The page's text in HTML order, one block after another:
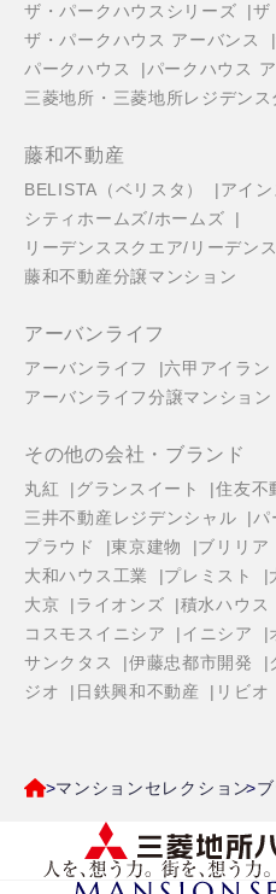
ザ・パークハウスシリーズ
ザ
ザ・パークハウス アーバンス
パークハウス
パークハウス
三菱地所・三菱地所レジデン
藤和不動産
BELISTA（ベリスタ）
アイ
シティホームズ/ホームズ
リーデンススクエア/リーデン
藤和不動産分譲マンション
アーバンライフ
アーバンライフ
六甲アイラ
アーバンライフ分譲マンション
その他の会社・ブランド
丸紅 グランスイート 住友不
三井不動産レジデンシャル
パ
プラウド
東京建物 ブリリア
大和ハウス工業
プレミスト
大京
ライオンズ 積水ハウス
コスモスイニシア
イニシア
サンクタス
伊藤忠都市開発
ジオ
日鉄興和不動産 リビオ
マンションセレクション